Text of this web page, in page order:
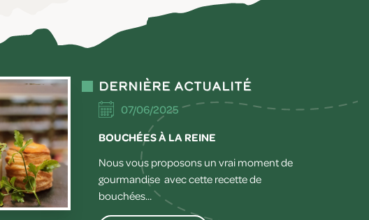
Dernière actualité
07/06/2025
BOUCHÉES À LA REINE
Nous vous proposons un vrai moment de
gourmandise avec cette recette de
bouchées...